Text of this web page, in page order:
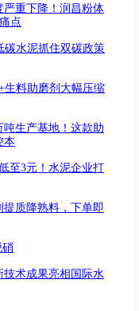
重下降！润昌粉体
点
碳水泥抓住双碳政策
生料助磨剂大幅压缩
生产基地！这款助
本
至3元！水泥企业打
质降熟料，下单即
硝
术成果亮相国际水